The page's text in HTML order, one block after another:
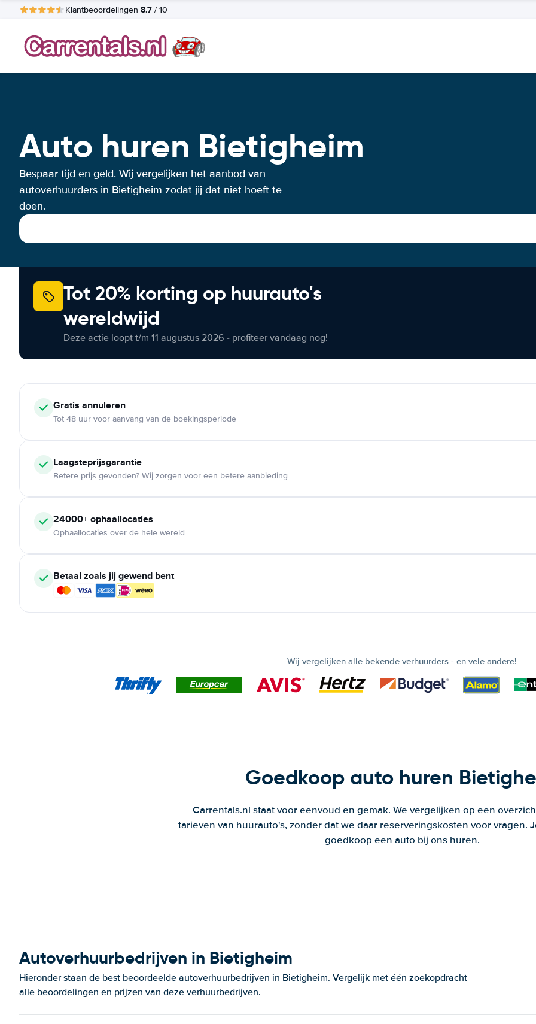
Klantbeoordelingen 8.7 / 10
Auto huren Bietigheim
Bespaar tijd en geld. Wij vergelijken het aanbod van
autoverhuurders in Bietigheim zodat jij dat niet hoeft te
doen.
Tot 20% korting op huurauto's
wereldwijd
Deze actie loopt t/m 11 augustus 2026 - profiteer vandaag nog!
Gratis annuleren
Tot 48 uur voor aanvang van de boekingsperiode
Laagsteprijsgarantie
Betere prijs gevonden? Wij zorgen voor een betere aanbieding
24000+ ophaallocaties
Ophaallocaties over de hele wereld
Betaal zoals jij gewend bent
Wij vergelijken alle bekende verhuurders - en vele andere!
Goedkoop auto huren
Carrentals.nl staat voor eenvoud en gemak. We vergelijken op een
tarieven van huurauto's, zonder dat we daar reserveringskosten voor vragen.
goedkoop een auto bij ons huren.
Autoverhuurbedrijven in Bietigheim
Hieronder staan de best beoordeelde autoverhuurbedrijven in Bietigheim. Vergelijk met één zoekopdracht
alle beoordelingen en prijzen van deze verhuurbedrijven.